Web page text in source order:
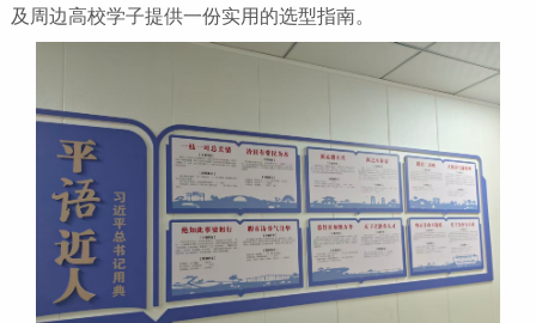
及周边高校学子提供一份实用的选型指南。